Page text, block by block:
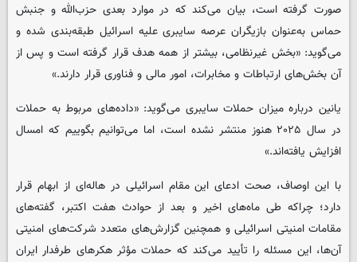
صورت گرفته است، بیان می‌کند که در موارد بعدی حزب‌الله و جنبش
حماس به‌عنوان بازیگران عرصه سایبری علیه اسرائیل طبقه‌بندی شده و
می‌گوید: «بخش غیرنظامی، بیشتر از همه هدف قرار گرفته است و پس از
آن بخش‌های ارتباطات و مخابرات، امور مالی و فناوری قرار دارند.»
یانین درباره میزان حملات سایبری می‌گوید: «داده‌های مربوط به حملات
در سال ۲۰۲۵ هنوز منتشر نشده است، اما می‌توانیم بگوییم که امسال
افزایش یافته‌اند.»
با این اوصاف، صحت ادعای این مقام اسرائیلی در هاله‌ای از ابهام قرار
دارد؛ چراکه طی ماه‌های اخیر و بعد از حوادث هفت اکتبر، گفته‌های
مقامات امنیتی اسرائیلی و همچنین گزارش‌های متعدد شرکت‌های امنیتی
آن‌ها، این مسئله را تأیید می‌کند که حملات مؤثر هکرهای طرفدار ایران